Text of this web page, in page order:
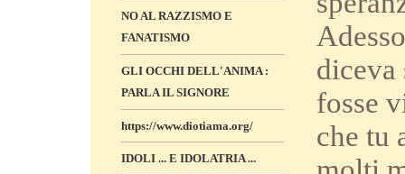
NO AL RAZZISMO E
FANATISMO
GLI OCCHI DELL'ANIMA :
PARLA IL SIGNORE
https://www.diotiama.org/
IDOLI ... E IDOLATRIA ...
diceva
fosse
che tu